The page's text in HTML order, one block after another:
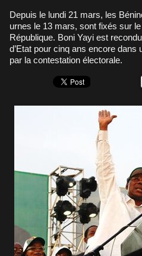
Depuis le lundi 21 mars, les
urnes le 13 mars, sont fixés sur
République. Boni Yayi est
d’Etat pour cinq ans encore
par la contestation électorale.